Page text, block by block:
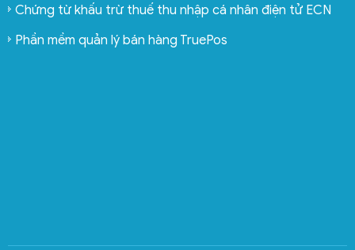
Chứng từ khấu trừ thuế thu nhập cá nhân điện tử ECN
Phần mềm quản lý bán hàng TruePos